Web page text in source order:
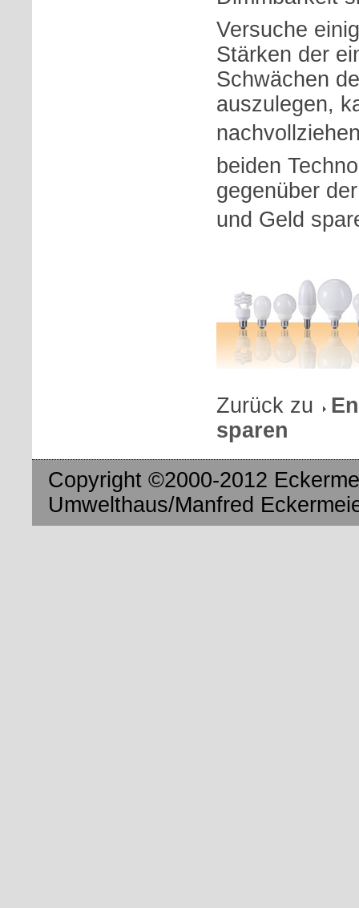
Versuche
Stärken der
Schwächen
auszulegen,
beiden
gegenüber
und Geld
Zurück zu
sparen
Copyright ©2000-2012
Umwelthaus/Manfred